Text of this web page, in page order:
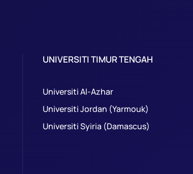
UNIVERSITI TIMUR TENGAH
Universiti Al-Azhar
Universiti Jordan (Yarmouk)
Universiti Syiria (Damascus)